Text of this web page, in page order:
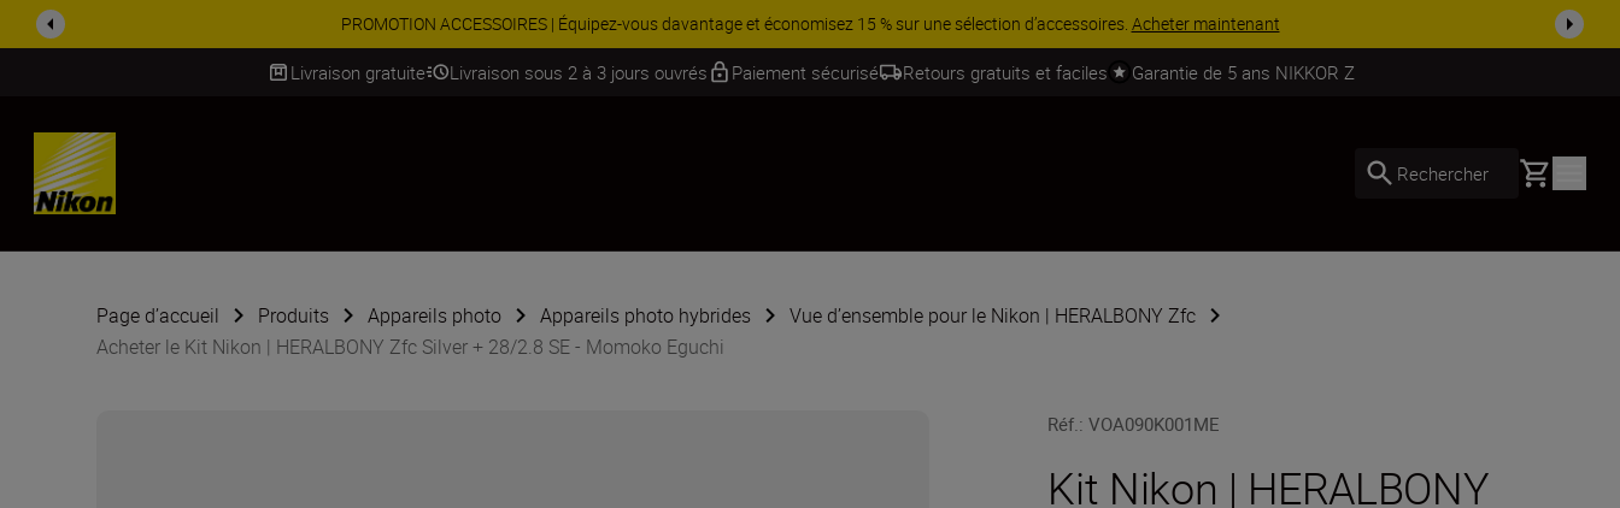
PROMOTION ACCESSOIRES | Équipez-vous davantage et économisez 15 % sur une sélection d’accessoires. Acheter maintenant
Livraison gratuite Livraison sous 2 à 3 jours ouvrés Paiement sécurisé Retours gratuits et faciles Garantie de 5 ans NIKKOR Z
SKIP
Rechercher Basket
Page d’accueil Produits Appareils photo Appareils photo hybrides
Vue d’ensemble pour le Nikon | HERALBONY Zfc
Acheter le Kit Nikon | HERALBONY Zfc Silver + 28/2.8 SE - Momoko Eguchi
Réf.:VOA090K001ME
Kit Nikon | HERALBONY